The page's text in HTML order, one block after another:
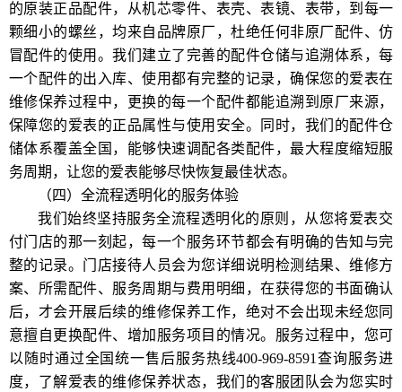
的原装正品配件，从机芯零件、表壳、表镜、表带，到每一
颗细小的螺丝，均来自品牌原厂，杜绝任何非原厂配件、仿
冒配件的使用。我们建立了完善的配件仓储与追溯体系，每
一个配件的出入库、使用都有完整的记录，确保您的爱表在
维修保养过程中，更换的每一个配件都能追溯到原厂来源，
保障您的爱表的正品属性与使用安全。同时，我们的配件仓
储体系覆盖全国，能够快速调配各类配件，最大程度缩短服
务周期，让您的爱表能够尽快恢复最佳状态。
（四）全流程透明化的服务体验
我们始终坚持服务全流程透明化的原则，从您将爱表交
付门店的那一刻起，每一个服务环节都会有明确的告知与完
整的记录。门店接待人员会为您详细说明检测结果、维修方
案、所需配件、服务周期与费用明细，在获得您的书面确认
后，才会开展后续的维修保养工作，绝对不会出现未经您同
意擅自更换配件、增加服务项目的情况。服务过程中，您可
以随时通过全国统一售后服务热线400-969-8591查询服务进
度，了解爱表的维修保养状态，我们的客服团队会为您实时